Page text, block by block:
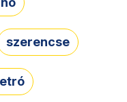
szerencse